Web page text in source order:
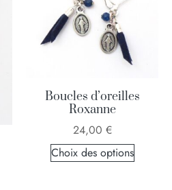
Boucles d’oreilles
Roxanne
24,00 €
Choix des options